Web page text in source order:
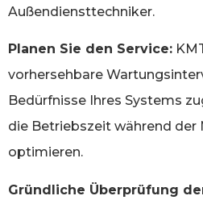
Außendiensttechniker.
Planen Sie den Service:
vorhersehbare
Bedürfnisse Ihres Systems
die Betriebszeit während
optimieren.
Gründliche Überprüfung